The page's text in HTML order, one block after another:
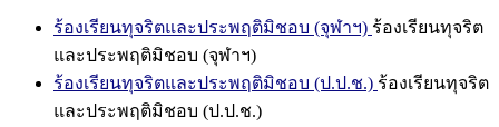
ร้องเรียนทุจริตและประพฤติมิชอบ (จุฬาฯ) ร้องเรียนทุจริต
และประพฤติมิชอบ (จุฬาฯ)
ร้องเรียนทุจริตและประพฤติมิชอบ (ป.ป.ช.) ร้องเรียนทุจริต
และประพฤติมิชอบ (ป.ป.ช.)